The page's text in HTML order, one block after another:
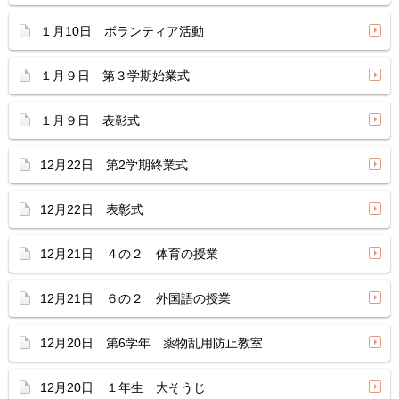
１月10日 ボランティア活動
１月９日 第３学期始業式
１月９日 表彰式
12月22日 第2学期終業式
12月22日 表彰式
12月21日 ４の２ 体育の授業
12月21日 ６の２ 外国語の授業
12月20日 第6学年 薬物乱用防止教室
12月20日 １年生 大そうじ